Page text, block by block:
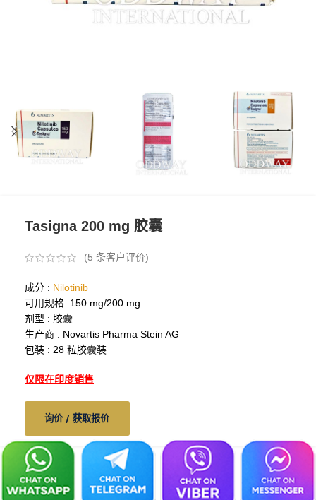
Tasigna 200 mg 胶囊
(5 条客户评价)
成分 : Nilotinib
可用规格: 150 mg/200 mg
剂型 : 胶囊
生产商 : Novartis Pharma Stein AG
包装 : 28 粒胶囊装
仅限在印度销售
询价 / 获取报价